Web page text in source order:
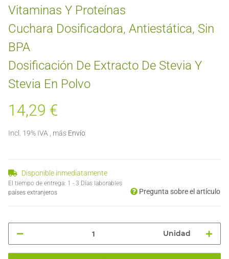
Vitaminas Y Proteínas
Cuchara Dosificadora, Antiestática, Sin
BPA
Dosificación De Extracto De Stevia Y
Stevia En Polvo
14,29 €
Incl. 19% IVA , más Envío
Disponible inmediatamente
El tiempo de entrega: 1 - 3 Días laborables
países extranjeros
Pregunta sobre el artículo
Unidad